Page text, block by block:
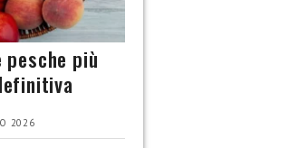
pesche più
2026